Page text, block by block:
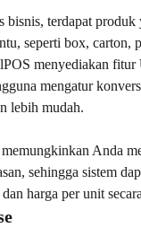
bisnis, terdapat
seperti box, carton,
menyediakan fitur
mengatur
lebih mudah.
memungkinkan Anda
sehingga sistem
harga per unit